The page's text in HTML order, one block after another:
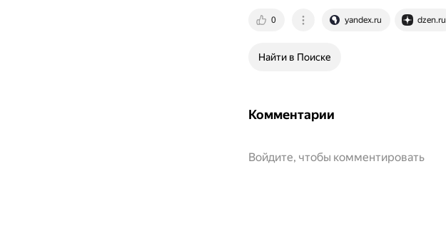
0 yandex.ru dzen.ru
Найти в Поиске
Комментарии
Войдите, чтобы комментировать